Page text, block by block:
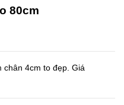
80cm
chân 4cm to đẹp. Giá